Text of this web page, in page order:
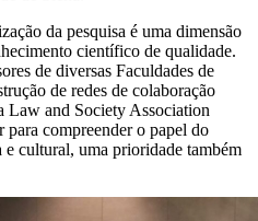
da pesquisa é uma dimensão
científico de qualidade.
de diversas Faculdades de
de redes de colaboração
Law and Society Association
compreender o papel do
cultural, uma prioridade também